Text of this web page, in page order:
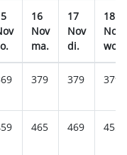
16
Nov
ma.
17
Nov
di.
18
Nov
wo.
379 379 379
465 469 455